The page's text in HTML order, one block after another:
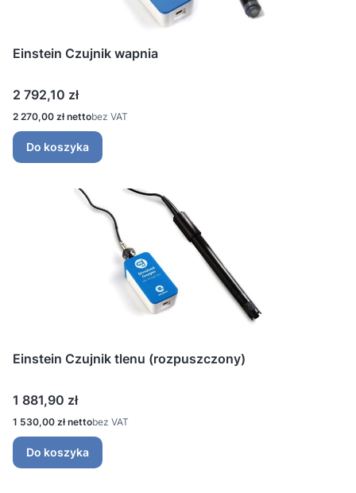
Einstein Czujnik wapnia
Cena
2 792,10 zł
Cena
2 270,00 zł bez VAT
Do koszyka
Einstein Czujnik tlenu (rozpuszczony)
Cena
1 881,90 zł
Cena
1 530,00 zł bez VAT
Do koszyka